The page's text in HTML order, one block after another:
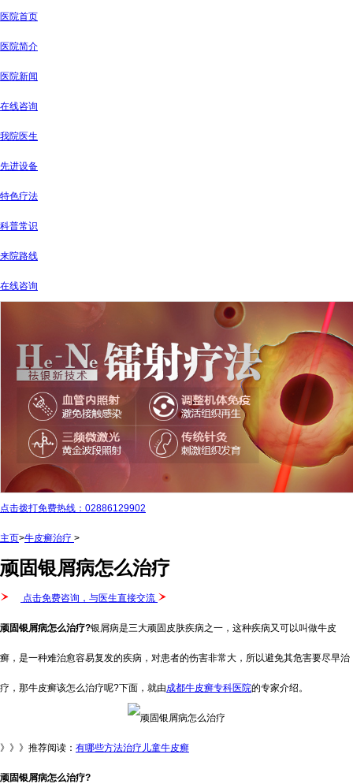
医院首页
医院简介
医院新闻
在线咨询
我院医生
先进设备
特色疗法
科普常识
来院路线
在线咨询
点击拨打免费热线：02886129902
主页>牛皮癣治疗 >
顽固银屑病怎么治疗
点击免费咨询，与医生直接交流
顽固银屑病怎么治疗?银屑病是三大顽固皮肤疾病之一，这种疾病又可以叫做牛皮
癣，是一种难治愈容易复发的疾病，对患者的伤害非常大，所以避免其危害要尽早治
疗，那牛皮癣该怎么治疗呢?下面，就由成都牛皮癣专科医院的专家介绍。
》》》推荐阅读： 有哪些方法治疗儿童牛皮癣
顽固银屑病怎么治疗?